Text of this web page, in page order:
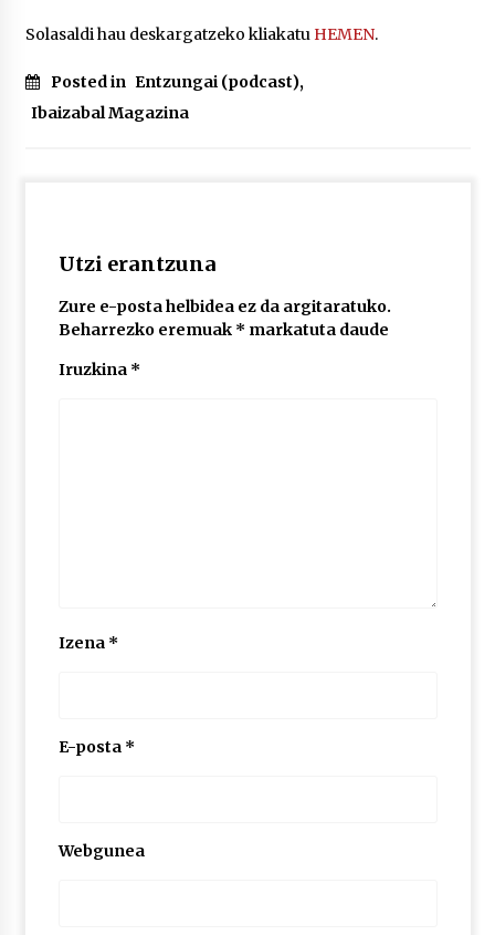
2026/07/09
LIBURUEN ERREPUBLIKA TXIKIA: Hiragana akats
2026/07/07
Solasaldi hau deskargatzeko kliakatuHEMEN.
Posted in Entzungai (podcast),
Ibaizabal Magazina
Utzi erantzuna
Zure e-posta helbidea ez da argitaratuko.
Beharrezko eremuak * markatuta daude
Iruzkina *
Izena *
E-posta *
Webgunea